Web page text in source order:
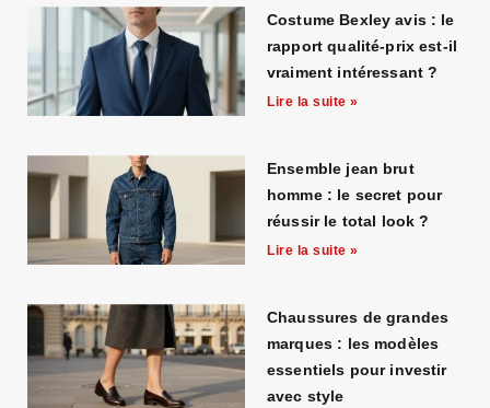
Costume Bexley avis : le
rapport qualité-prix est-il
vraiment intéressant ?
Lire la suite »
Ensemble jean brut
homme : le secret pour
réussir le total look ?
Lire la suite »
Chaussures de grandes
marques : les modèles
essentiels pour investir
avec style